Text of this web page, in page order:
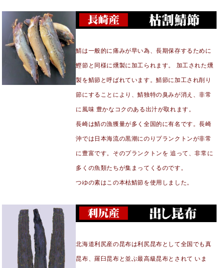
鯖は一般的に痛みが早い為、長期保存するために
鰹節と同様に燻製に加工られます。 加工された燻
製を鯖節と呼ばれています。鯖節に加工され削り
節にすることにより、鯖独特の臭みが消え、非常
に風味 豊かなコクのある出汁が取れます。
長崎は鯖の漁獲量が多く全国的に有名です。長崎
沖では日本海流の黒潮にのりプランクトンが非常
に豊富です。そのプランクトンを 追って、非常に
多くの魚類たちが集まってくるのです。
つゆの素はこの本枯鯖節を使用しました。
北海道利尻産の昆布は利尻昆布として全国でも真
昆布、羅臼昆布と並ぶ最高級昆布とされて いま